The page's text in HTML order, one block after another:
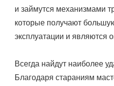
и займутся механизмами
которые получают
эксплуатации и являются
Всегда найдут наиболее
Благодаря стараниям